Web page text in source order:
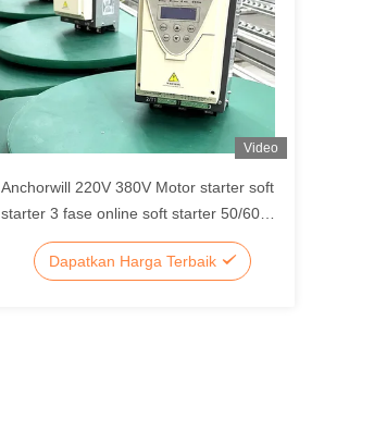
Video
Anchorwill 220V 380V Motor starter soft
starter 3 fase online soft starter 50/60Hz
untuk pompa air
Dapatkan Harga Terbaik